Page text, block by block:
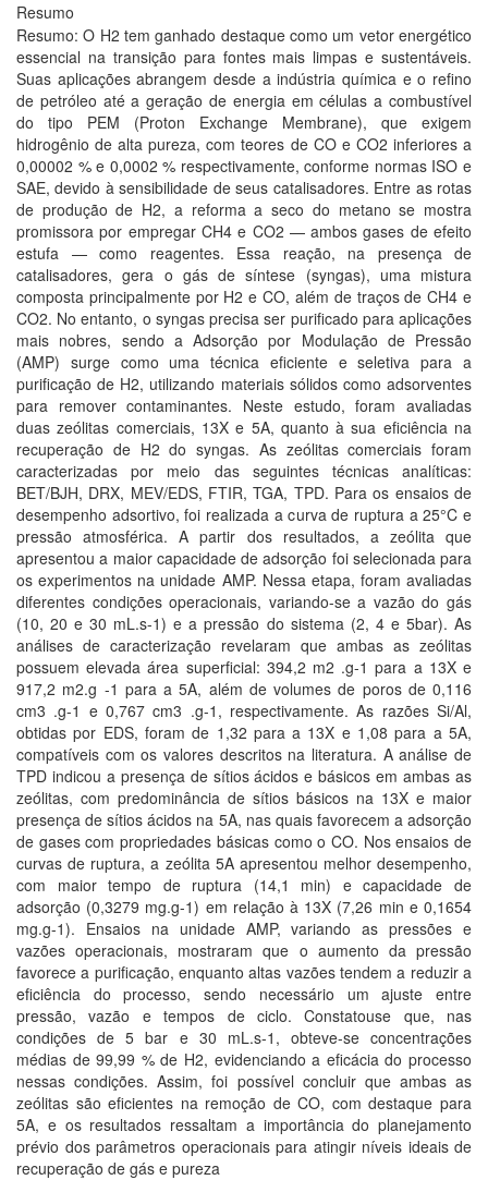
Resumo
Resumo: O H2 tem ganhado destaque como um vetor energético
essencial na transição para fontes mais limpas e sustentáveis.
Suas aplicações abrangem desde a indústria química e o refino
de petróleo até a geração de energia em células a combustível
do tipo PEM (Proton Exchange Membrane), que exigem
hidrogênio de alta pureza, com teores de CO e CO2 inferiores a
0,00002 % e 0,0002 % respectivamente, conforme normas ISO e
SAE, devido à sensibilidade de seus catalisadores. Entre as rotas
de produção de H2, a reforma a seco do metano se mostra
promissora por empregar CH4 e CO2 — ambos gases de efeito
estufa — como reagentes. Essa reação, na presença de
catalisadores, gera o gás de síntese (syngas), uma mistura
composta principalmente por H2 e CO, além de traços de CH4 e
CO2. No entanto, o syngas precisa ser purificado para aplicações
mais nobres, sendo a Adsorção por Modulação de Pressão
(AMP) surge como uma técnica eficiente e seletiva para a
purificação de H2, utilizando materiais sólidos como adsorventes
para remover contaminantes. Neste estudo, foram avaliadas
duas zeólitas comerciais, 13X e 5A, quanto à sua eficiência na
recuperação de H2 do syngas. As zeólitas comerciais foram
caracterizadas por meio das seguintes técnicas analíticas:
BET/BJH, DRX, MEV/EDS, FTIR, TGA, TPD. Para os ensaios de
desempenho adsortivo, foi realizada a curva de ruptura a 25°C e
pressão atmosférica. A partir dos resultados, a zeólita que
apresentou a maior capacidade de adsorção foi selecionada para
os experimentos na unidade AMP. Nessa etapa, foram avaliadas
diferentes condições operacionais, variando-se a vazão do gás
(10, 20 e 30 mL.s-1) e a pressão do sistema (2, 4 e 5bar). As
análises de caracterização revelaram que ambas as zeólitas
possuem elevada área superficial: 394,2 m2 .g-1 para a 13X e
917,2 m2.g -1 para a 5A, além de volumes de poros de 0,116
cm3 .g-1 e 0,767 cm3 .g-1, respectivamente. As razões Si/Al,
obtidas por EDS, foram de 1,32 para a 13X e 1,08 para a 5A,
compatíveis com os valores descritos na literatura. A análise de
TPD indicou a presença de sítios ácidos e básicos em ambas as
zeólitas, com predominância de sítios básicos na 13X e maior
presença de sítios ácidos na 5A, nas quais favorecem a adsorção
de gases com propriedades básicas como o CO. Nos ensaios de
curvas de ruptura, a zeólita 5A apresentou melhor desempenho,
com maior tempo de ruptura (14,1 min) e capacidade de
adsorção (0,3279 mg.g-1) em relação à 13X (7,26 min e 0,1654
mg.g-1). Ensaios na unidade AMP, variando as pressões e
vazões operacionais, mostraram que o aumento da pressão
favorece a purificação, enquanto altas vazões tendem a reduzir a
eficiência do processo, sendo necessário um ajuste entre
pressão, vazão e tempos de ciclo. Constatouse que, nas
condições de 5 bar e 30 mL.s-1, obteve-se concentrações
médias de 99,99 % de H2, evidenciando a eficácia do processo
nessas condições. Assim, foi possível concluir que ambas as
zeólitas são eficientes na remoção de CO, com destaque para
5A, e os resultados ressaltam a importância do planejamento
prévio dos parâmetros operacionais para atingir níveis ideais de
recuperação de gás e pureza